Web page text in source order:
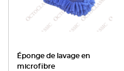
Éponge de lavage en
microfibre